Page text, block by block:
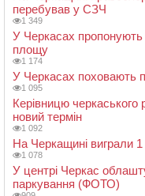
перебував у СЗЧ
1 349
У Черкасах
площу
1 174
У Черкасах поховають
1 095
Керівницю черкаського
новий термін
1 092
На Черкащині виграли
1 078
У центрі Черкас
паркування (ФОТО)